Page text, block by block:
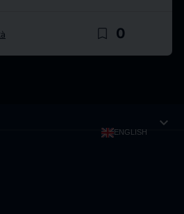
bookmark_border 0
ENGLISH expand_more